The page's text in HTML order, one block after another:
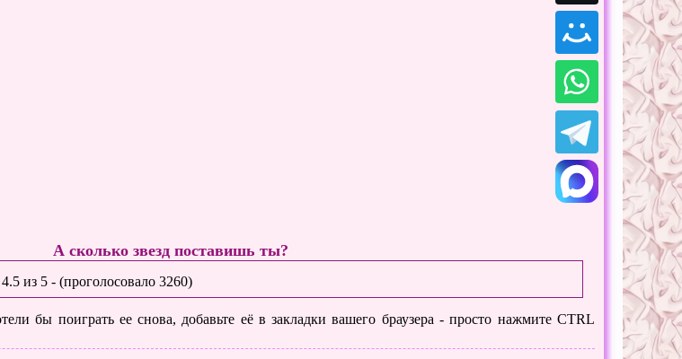
А сколько звезд поставишь ты?
4.5 из 5 - (проголосовало3260)
бы поиграть ее снова, добавьте её в закладки вашего браузера - просто нажмите CTRL